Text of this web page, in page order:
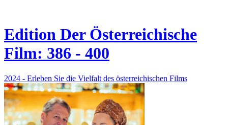
Edition Der Österreichische
Film: 386 - 400
2024 - Erleben Sie die Vielfalt des österreichischen Films